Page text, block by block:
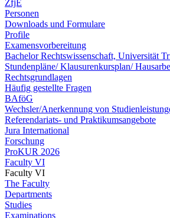
ZfjE
Personen
Downloads und Formulare
Profile
Examensvorbereitung
Bachelor Rechtswissenschaft, Universität
Stundenpläne/ Klausurenkursplan/
Rechtsgrundlagen
Häufig gestellte Fragen
BAföG
Wechsler/Anerkennung von
Referendariats- und Praktikumsangebote
Jura International
Forschung
ProKUR 2026
Faculty VI
Faculty VI
The Faculty
Departments
Studies
Examinations